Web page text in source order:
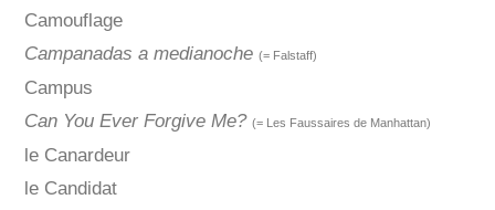
Camouflage
Campanadas a medianoche (= Falstaff)
Campus
Can You Ever Forgive Me? (= Les Faussaires de Manhattan)
le Canardeur
le Candidat